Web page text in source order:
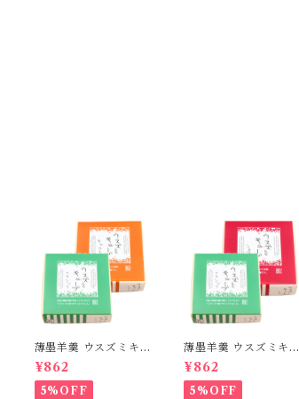
薄墨羊羹 ウスズミキュ
ーブ クラシック キャ
ラメル 各1箱 [yokan-
cb-mix2b]
¥862
5%OFF
薄墨羊羹 ウスズミキュ
ーブ クラシック ショ
コラ 各1箱 [yokan-cb
-mix2a]
¥862
5%OFF